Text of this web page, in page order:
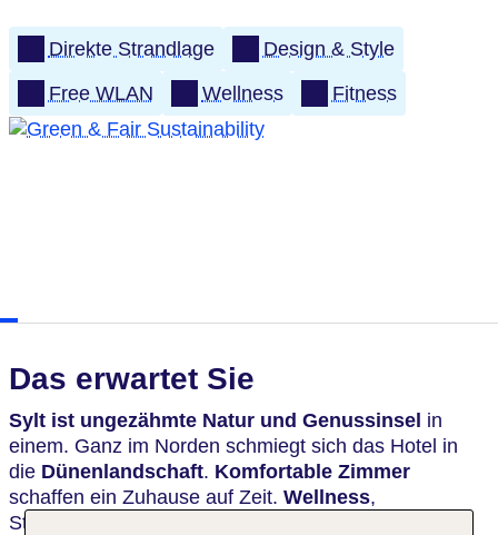
Direkte Strandlage
Design & Style
Free WLAN
Wellness Fitness
Das erwartet Sie
Sylt ist ungezähmte Natur und Genussinsel in
einem. Ganz im Norden schmiegt sich das Hotel in
die Dünenlandschaft. Komfortable Zimmer
schaffen ein Zuhause auf Zeit. Wellness,
Strandspaziergänge und